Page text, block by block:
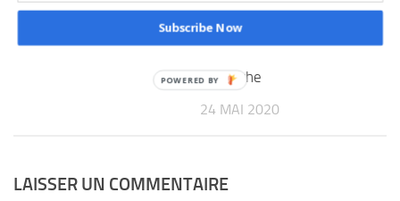
Aïd – El – Fitr à l’ère du
covid-19: Les places Idi
dimanche
24 MAI 2020
LAISSER UN COMMENTAIRE
Subscribe Now